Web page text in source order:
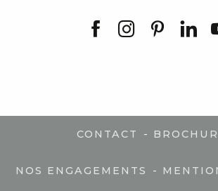
CONTACT -
NOS ENGAGEMENTS -